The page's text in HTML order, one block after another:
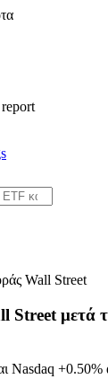
Wall Street
Street μετά
Nasdaq +0.50%